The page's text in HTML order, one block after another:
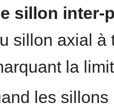
sillon inter-
sillon axial à
la
les